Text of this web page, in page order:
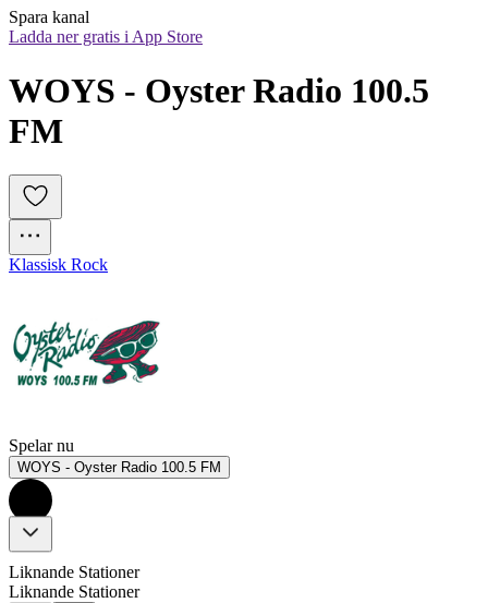
Spara kanal
Ladda ner gratis i App Store
WOYS - Oyster Radio 100.5
FM
Klassisk Rock
Spelar nu
WOYS - Oyster Radio 100.5 FM
Liknande Stationer
Liknande Stationer